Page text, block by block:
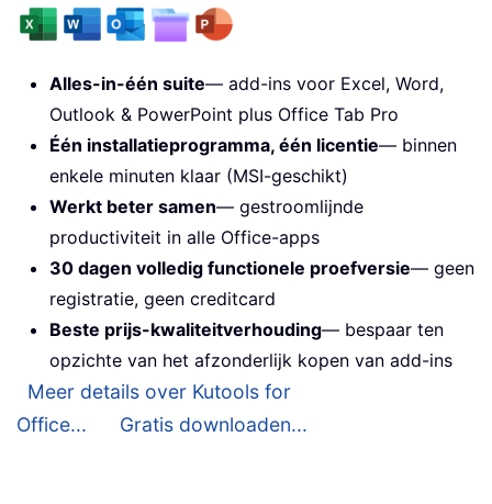
Alles-in-één suite— add-ins voor Excel, Word,
Outlook & PowerPoint plus Office Tab Pro
Één installatieprogramma, één licentie— binnen
enkele minuten klaar (MSI-geschikt)
Werkt beter samen— gestroomlijnde
productiviteit in alle Office-apps
30 dagen volledig functionele proefversie— geen
registratie, geen creditcard
Beste prijs-kwaliteitverhouding— bespaar ten
opzichte van het afzonderlijk kopen van add-ins
Meer details over Kutools for
Office...
Gratis downloaden...